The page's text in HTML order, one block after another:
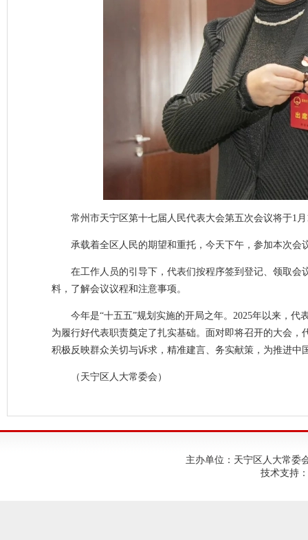
常州市天宁区第十七届人民代表大会第五次会议将于1
承载着全区人民的期望和重托，今天下午，参加本次
在工作人员的引导下，代表们按程序签到登记、领取
料，了解会议议程和注意事项。
今年是“十五五”规划实施的开局之年。2025年以来，
为履行好代表职责奠定了扎实基础。面对即将召开的大会
积极反映群众关切与诉求，精准建言、务实献策，为推进
（天宁区人大常委会）
主办单位：天宁区人大常委
技术支持